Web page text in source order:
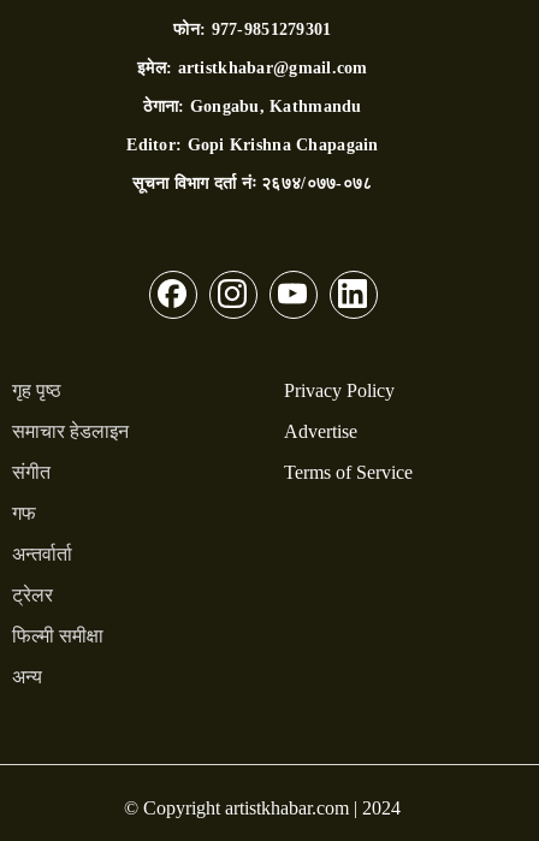
फोन: 977-9851279301
इमेल: artistkhabar@gmail.com
ठेगाना: Gongabu, Kathmandu
Editor: Gopi Krishna Chapagain
सूचना विभाग दर्ता नंः २६७४/०७७-०७८
गृह पृष्ठ
समाचार हेडलाइन
संगीत
गफ
अन्तर्वार्ता
ट्रेलर
फिल्मी समीक्षा
अन्य
Privacy Policy
Advertise
Terms of Service
© Copyright artistkhabar.com | 2024